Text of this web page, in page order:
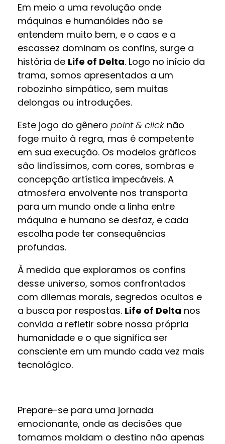
Em meio a uma revolução onde
máquinas e humanóides não se
entendem muito bem, e o caos e a
escassez dominam os confins, surge a
história de Life of Delta. Logo no início da
trama, somos apresentados a um
robozinho simpático, sem muitas
delongas ou introduções.
Este jogo do gênero point & clicknão
foge muito à regra, mas é competente
em sua execução. Os modelos gráficos
são lindíssimos, com cores, sombras e
concepção artística impecáveis. A
atmosfera envolvente nos transporta
para um mundo onde a linha entre
máquina e humano se desfaz, e cada
escolha pode ter consequências
profundas.
À medida que exploramos os confins
desse universo, somos confrontados
com dilemas morais, segredos ocultos e
a busca por respostas. Life of Delta nos
convida a refletir sobre nossa própria
humanidade e o que significa ser
consciente em um mundo cada vez mais
tecnológico.
Prepare-se para uma jornada
emocionante, onde as decisões que
tomamos moldam o destino não apenas